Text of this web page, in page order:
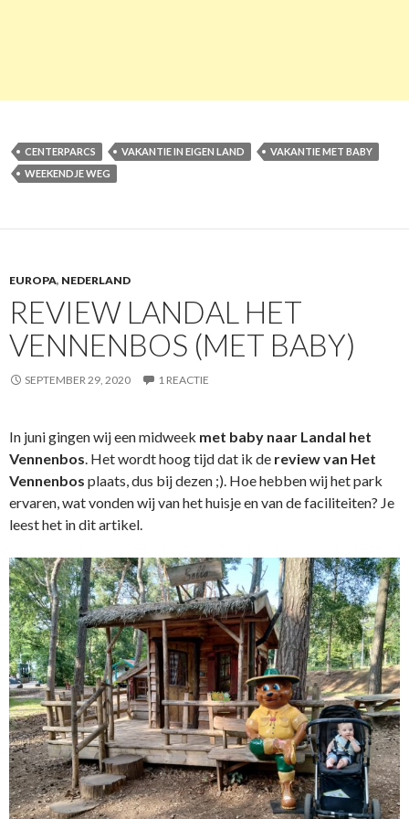
CENTERPARCS VAKANTIE IN EIGEN LAND
VAKANTIE MET BABY
WEEKENDJE WEG
EUROPA, NEDERLAND
REVIEW LANDAL HET
VENNENBOS (MET BABY)
SEPTEMBER 29, 2020 1 REACTIE
In juni gingen wij een midweek met baby naar Landal het
Vennenbos. Het wordt hoog tijd dat ik de review van Het
Vennenbos plaats, dus bij dezen ;). Hoe hebben wij het park
ervaren, wat vonden wij van het huisje en van de faciliteiten? Je
leest het in dit artikel.